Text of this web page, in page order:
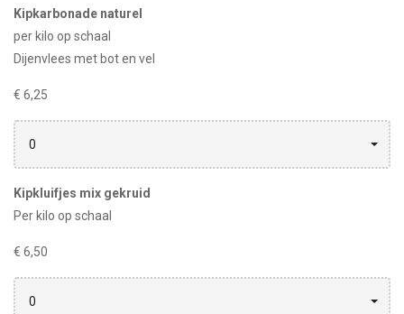
Kipkarbonade naturel
per kilo op schaal
Dijenvlees met bot en vel
€ 6,25
0
Kipkluifjes mix gekruid
Per kilo op schaal
€ 6,50
0